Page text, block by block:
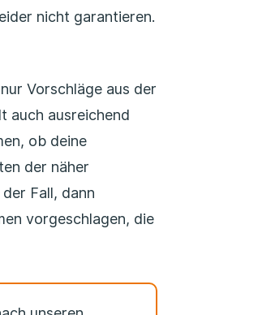
nicht garantieren.
Vorschläge aus der
auch ausreichend
ob deine
der näher
Fall, dann
vorgeschlagen, die